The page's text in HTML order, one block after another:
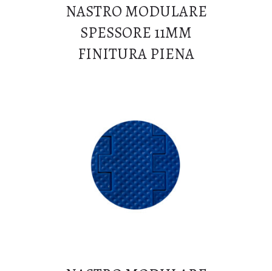
NASTRO MODULARE
SPESSORE 11MM
FINITURA PIENA